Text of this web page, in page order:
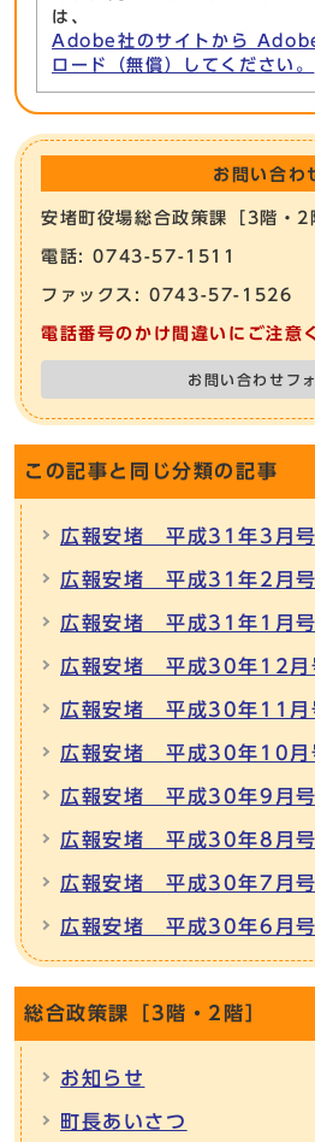
は、
Adobe社のサイトから
ロード（無償）してください。
お問い合わ
安堵町役場総合政策課［3階・2
電話: 0743-57-1511
ファックス: 0743-57-1526
電話番号のかけ間違いにご注意
お問い合わせフ
この記事と同じ分類の記事
広報安堵 平成31年3月号
広報安堵 平成31年2月号
広報安堵 平成31年1月号
広報安堵 平成30年12月
広報安堵 平成30年11月
広報安堵 平成30年10月
広報安堵 平成30年9月号
広報安堵 平成30年8月号
広報安堵 平成30年7月
広報安堵 平成30年6月
総合政策課［3階・2階］
お知らせ
町長あいさつ